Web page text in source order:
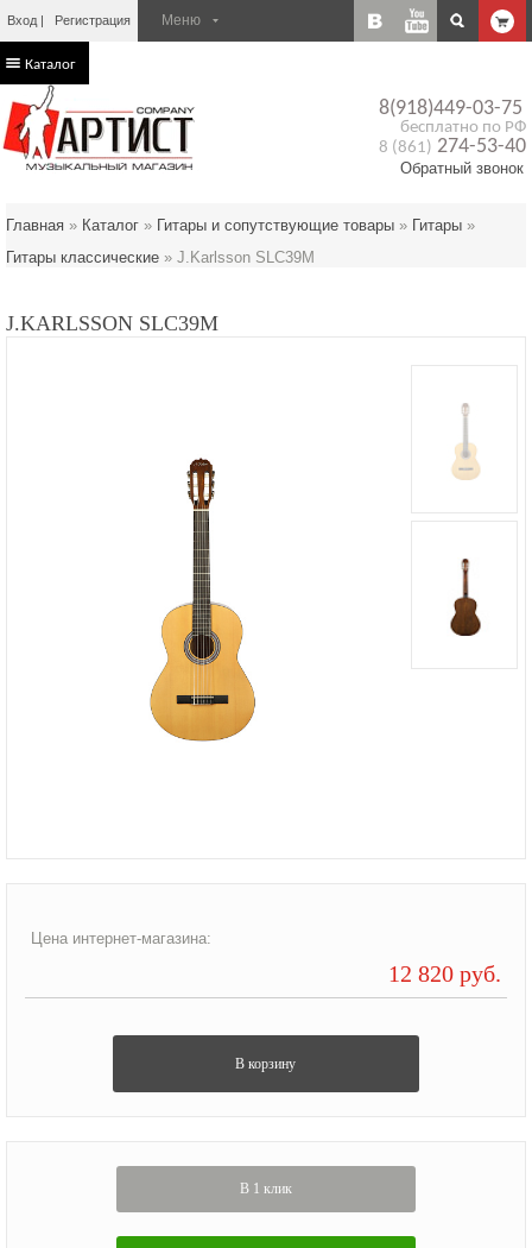
Вход Регистрация
8(918)449-03-75
бесплатно по РФ
8 (861) 274-53-40
Обратный звонок
Каталог
Главная » Каталог » Гитары и сопутствующие товары » Гитары »
Гитары классические » J.Karlsson SLC39M
J.KARLSSON SLC39M
Цена интернет-магазина:
12 820 руб.
В корзину
В 1 клик